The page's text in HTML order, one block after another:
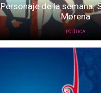
Personaje de la semana:
Morena
POLÍTICA